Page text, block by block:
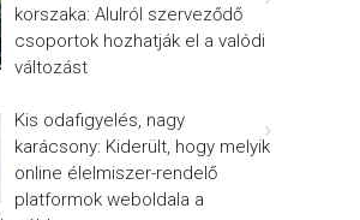
korszaka: Alulról szerveződő
csoportok hozhatják el a valódi
változást
Kis odafigyelés, nagy
karácsony: Kiderült, hogy melyik
online élelmiszer-rendelő
platformok weboldala a